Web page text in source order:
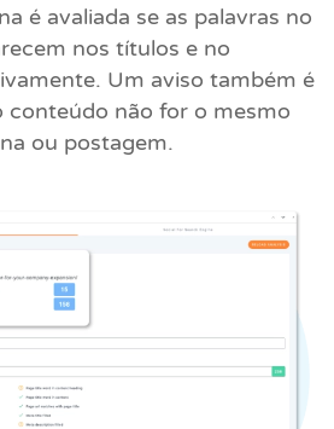
é avaliada se as palavras no
nos títulos e no
Um aviso também é
conteúdo não for o mesmo
ou postagem.